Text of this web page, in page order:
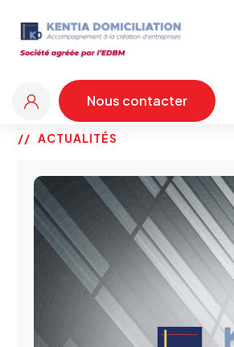
Nous contacter
Nous contacter
ACTUALITÉS